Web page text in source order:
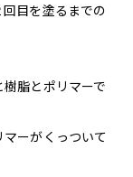
目を塗るまでの
脂とポリマーで
ーがくっついて